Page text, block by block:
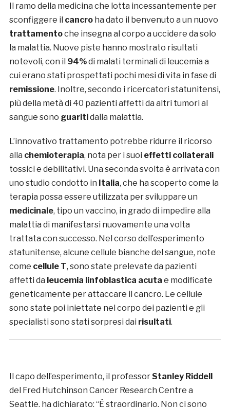
Il ramo della medicina che lotta incessantemente per
sconfiggere il cancroha dato il benvenuto a un nuovo
trattamentoche insegna al corpo a uccidere da solo
la malattia. Nuove piste hanno mostrato risultati
notevoli, con il 94%di malati terminali di leucemia a
cui erano stati prospettati pochi mesi di vita in fase di
remissione. Inoltre, secondo i ricercatori statunitensi,
più della metà di 40 pazienti affetti da altri tumori al
sangue sono guaritidalla malattia.
L’innovativo trattamento potrebbe ridurre il ricorso
alla chemioterapia, nota per i suoi effetti collaterali
tossici e debilitativi. Una seconda svolta è arrivata con
uno studio condotto in Italia, che ha scoperto come la
terapia possa essere utilizzata per sviluppare un
medicinale, tipo un vaccino, in grado di impedire alla
malattia di manifestarsi nuovamente una volta
trattata con successo. Nel corso dell’esperimento
statunitense, alcune cellule bianche del sangue, note
come cellule T, sono state prelevate da pazienti
affetti da leucemia linfoblastica acuta e modificate
geneticamente per attaccare il cancro. Le cellule
sono state poi iniettate nel corpo dei pazienti e gli
specialisti sono stati sorpresi dai risultati.
Il capo dell’esperimento, il professorStanley Riddell
del Fred Hutchinson Cancer Research Centre a
Seattle, ha dichiarato: “È straordinario. Non ci sono